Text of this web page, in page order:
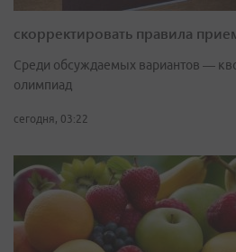
скорректировать правила
Среди обсуждаемых вариантов —
олимпиад
сегодня, 03:22